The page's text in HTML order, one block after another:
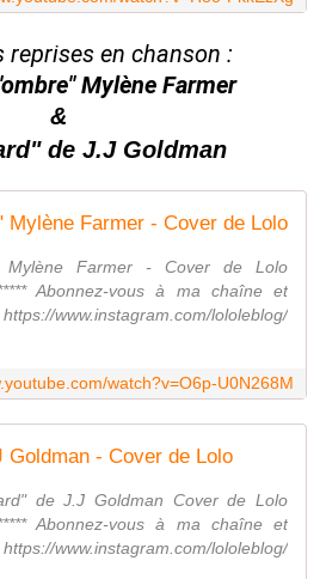
reprises en chanson :
Mylène Farmer
&
de J.J Goldman
Mylène Farmer - Cover de Lolo
Mylène Farmer - Cover de Lolo
Abonnez-vous à ma chaîne et
www.instagram.com/lololeblog/
watch?v=O6p-U0N268M
Goldman - Cover de Lolo
de J.J Goldman Cover de Lolo
Abonnez-vous à ma chaîne et
www.instagram.com/lololeblog/